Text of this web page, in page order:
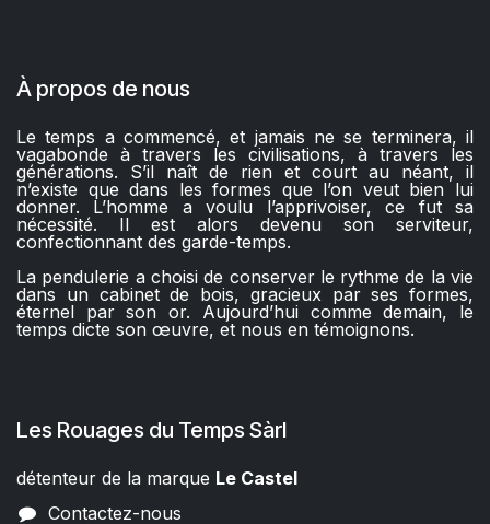
À propos de nous
Le temps a commencé, et jamais ne se terminera, il
vagabonde à travers les civilisations, à travers les
générations. S’il naît de rien et court au néant, il
n’existe que dans les formes que l’on veut bien lui
donner. L’homme a voulu l’apprivoiser, ce fut sa
nécessité. Il est alors devenu son serviteur,
confectionnant des garde-temps.
La pendulerie a choisi de conserver le rythme de la vie
dans un cabinet de bois, gracieux par ses formes,
éternel par son or. Aujourd’hui comme demain, le
temps dicte son œuvre, et nous en témoignons.
Les Rouages du Temps Sàrl
détenteur de la marque Le Castel​​
Contactez-nous